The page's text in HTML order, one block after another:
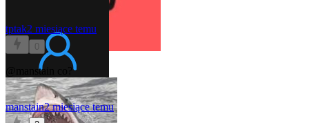
tptak2 miesiące temu
0
@manstain
manstain2 miesiące temu